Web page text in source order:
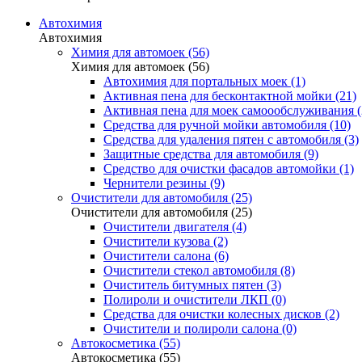
Автохимия
Автохимия
Химия для автомоек (56)
Химия для автомоек (56)
Автохимия для портальных моек (1)
Активная пена для бесконтактной мойки (21)
Активная пена для моек самоообслуживания
Средства для ручной мойки автомобиля (10)
Средства для удаления пятен с автомобиля (3)
Защитные средства для автомобиля (9)
Средство для очистки фасадов автомойки (1)
Чернители резины (9)
Очистители для автомобиля (25)
Очистители для автомобиля (25)
Очистители двигателя (4)
Очистители кузова (2)
Очистители салона (6)
Очистители стекол автомобиля (8)
Очиститель битумных пятен (3)
Полироли и очистители ЛКП (0)
Средства для очистки колесных дисков (2)
Очистители и полироли салона (0)
Автокосметика (55)
Автокосметика (55)